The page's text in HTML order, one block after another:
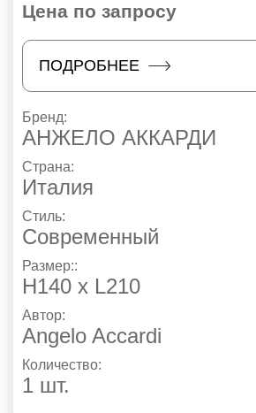
Цена по запросу
ПОДРОБНЕЕ
Бренд:
АНЖЕЛО АККАРДИ
Страна:
Италия
Стиль:
Современный
Размер::
H140 x L210
Автор:
Angelo Accardi
Количество:
1 шт.